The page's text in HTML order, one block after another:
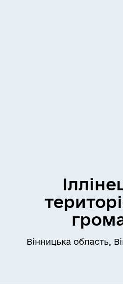
Вінницька область,